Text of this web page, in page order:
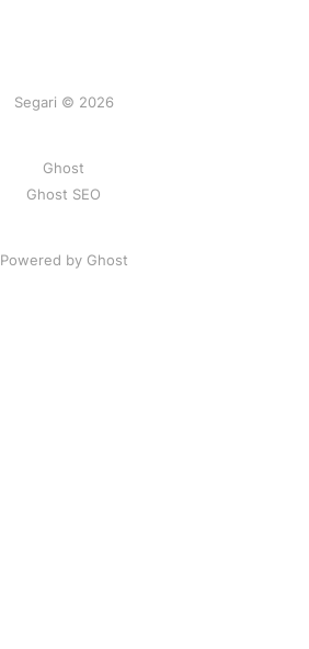
Segari © 2026
Ghost
Ghost SEO
Powered by Ghost